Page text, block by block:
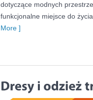
dotyczące modnych
funkcjonalne miejsce do
More ]